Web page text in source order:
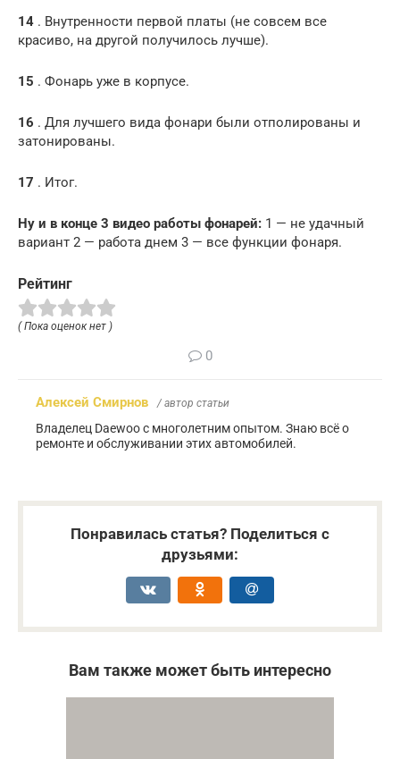
14 . Внутренности первой платы (не совсем все
красиво, на другой получилось лучше).
15 . Фонарь уже в корпусе.
16 . Для лучшего вида фонари были отполированы и
затонированы.
17 . Итог.
Ну и в конце 3 видео работы фонарей: 1 — не удачный
вариант 2 — работа днем 3 — все функции фонаря.
Рейтинг
( Пока оценок нет )
0
Алексей Смирнов / автор статьи
Владелец Daewoo с многолетним опытом. Знаю всё о
ремонте и обслуживании этих автомобилей.
Понравилась статья? Поделиться с
друзьями:
Вам также может быть интересно